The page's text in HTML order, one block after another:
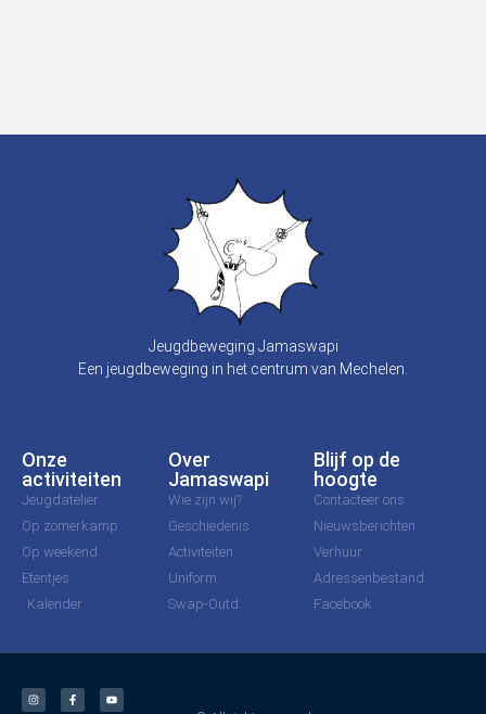
Jeugdbeweging Jamaswapi
Een jeugdbeweging in het centrum van Mechelen.
Onze
activiteiten
Jeugdatelier
Op zomerkamp
Op weekend
Etentjes
Kalender
Over
Jamaswapi
Wie zijn wij?
Geschiedenis
Activiteiten
Uniform
Swap-Outd
Blijf op de
hoogte
Contacteer ons
Nieuwsberichten
Verhuur
Adressenbestand
Facebook